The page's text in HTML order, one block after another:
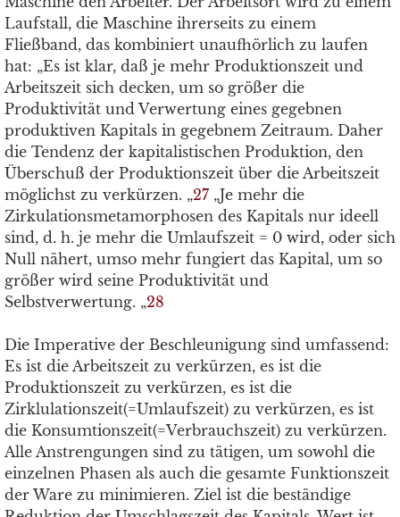
Laufstall, die Maschine ihrerseits zu einem
Fließband, das kombiniert unaufhörlich zu laufen
hat: „Es ist klar, daß je mehr Produktionszeit und
Arbeitszeit sich decken, um so größer die
Produktivität und Verwertung eines gegebnen
produktiven Kapitals in gegebnem Zeitraum. Daher
die Tendenz der kapitalistischen Produktion, den
Überschuß der Produktionszeit über die Arbeitszeit
möglichst zu verkürzen. „27 „Je mehr die
Zirkulationsmetamorphosen des Kapitals nur ideell
sind, d. h. je mehr die Umlaufszeit = 0 wird, oder sich
Null nähert, umso mehr fungiert das Kapital, um so
größer wird seine Produktivität und
Selbstverwertung. „28
Die Imperative der Beschleunigung sind umfassend:
Es ist die Arbeitszeit zu verkürzen, es ist die
Produktionszeit zu verkürzen, es ist die
Zirklulationszeit(=Umlaufszeit) zu verkürzen, es ist
die Konsumtionszeit(=Verbrauchszeit) zu verkürzen.
Alle Anstrengungen sind zu tätigen, um sowohl die
einzelnen Phasen als auch die gesamte Funktionszeit
der Ware zu minimieren. Ziel ist die beständige